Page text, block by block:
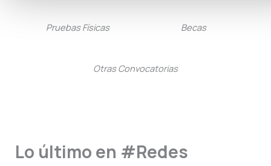
Pruebas Físicas Becas
Otras Convocatorias
Lo último en #Redes